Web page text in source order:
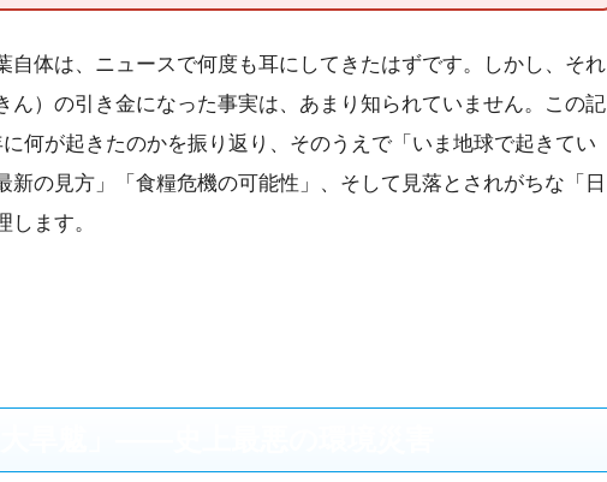
自体は、ニュースで何度も耳にしてきたはずです。しかし、それ
ん）の引き金になった事実は、あまり知られていません。この記
何が起きたのかを振り返り、そのうえで「いま地球で起きてい
新の見方」「食糧危機の可能性」、そして見落とされがちな「日
ます。